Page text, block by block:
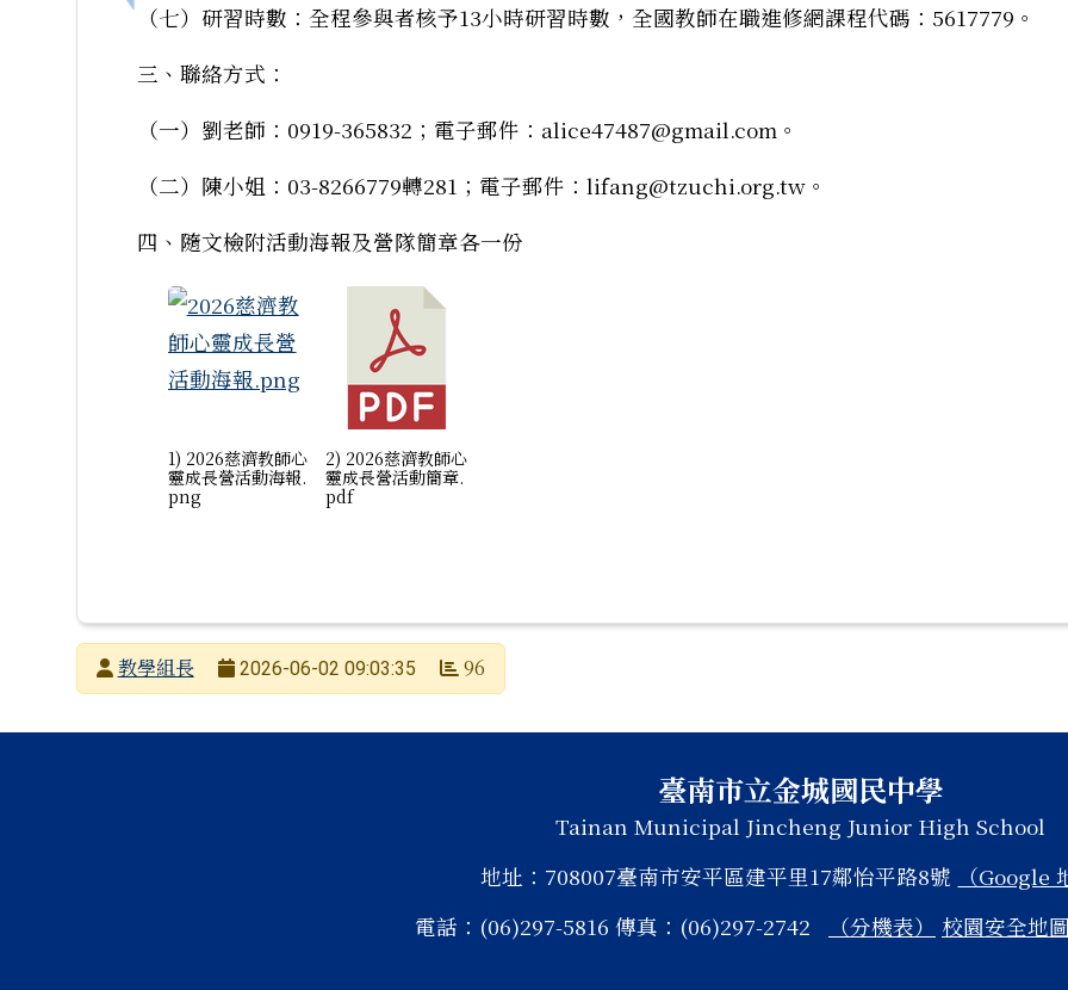
（七）研習時數：全程參與者核予13小時研習時數，全國教師在職進修網課程代碼：5617779。
三、聯絡方式：
（一）劉老師：0919-365832；電子郵件：alice47487@gmail.com。
（二）陳小姐：03-8266779轉281；電子郵件：lifang@tzuchi.org.tw。
四、隨文檢附活動海報及營隊簡章各一份
1) 2026慈濟教師心
靈成長營活動海報.
png
2) 2026慈濟教師心
靈成長營活動簡章.
pdf
發布者教學組長
2026-06-02 09:03:35 96
臺南市立金城國民中學
Tainan Municipal Jincheng Junior High School
地址：708007臺南市安平區建平里17鄰怡平路8號
（Google
電話：(06)297-5816 傳真：(06)297-2742
（分機表） 校園安全地